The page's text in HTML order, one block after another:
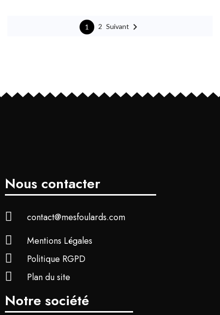
1 2 Suivant 
Nous contacter
contact@mesfoulards.com
Mentions Légales
Politique RGPD
Plan du site
Notre société